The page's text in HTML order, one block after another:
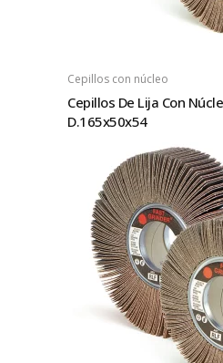
Cepillos con núcleo
Cepillos De Lija Con
D.165x50x54